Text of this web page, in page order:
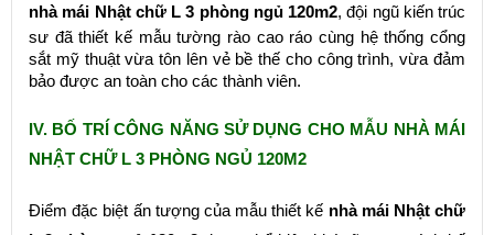
nhà mái Nhật chữ L 3 phòng ngủ 120m2, đội ngũ kiến trúc
sư đã thiết kế mẫu tường rào cao ráo cùng hệ thống cổng
sắt mỹ thuật vừa tôn lên vẻ bề thế cho công trình, vừa đảm
bảo được an toàn cho các thành viên.
IV. BỐ TRÍ CÔNG NĂNG SỬ DỤNG CHO MẪU NHÀ MÁI
NHẬT CHỮ L 3 PHÒNG NGỦ 120M2
Điểm đặc biệt ấn tượng của mẫu thiết kế nhà mái Nhật chữ